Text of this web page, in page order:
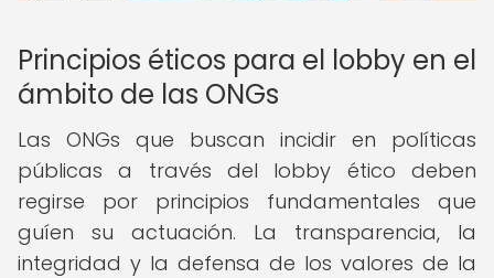
Principios éticos para el lobby en el
ámbito de las ONGs
Las ONGs que buscan incidir en políticas
públicas a través del lobby ético deben
regirse por principios fundamentales que
guíen su actuación. La transparencia, la
integridad y la defensa de los valores de la